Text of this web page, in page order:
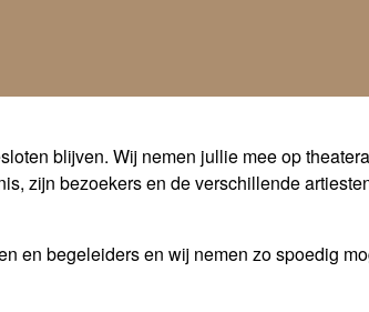
blijven. Wij nemen jullie mee op
zijn bezoekers en de verschillende
en begeleiders en wij nemen zo spoedig